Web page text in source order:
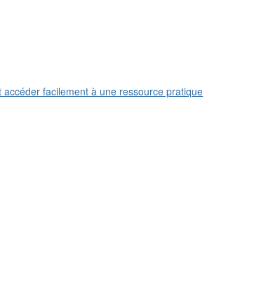
facilement à une ressource pratique